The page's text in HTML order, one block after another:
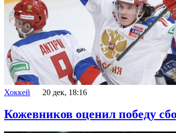
Хоккей 20 дек, 18:16
Кожевников оценил победу